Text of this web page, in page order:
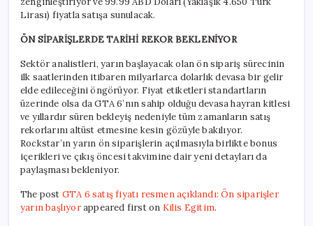
Lirası) fiyatla satışa sunulacak.
ÖN SİPARİŞLERDE TARİHİ REKOR BEKLENİYOR
Sektör analistleri, yarın başlayacak olan ön sipariş sürecinin
ilk saatlerinden itibaren milyarlarca dolarlık devasa bir gelir
elde edileceğini öngörüyor. Fiyat etiketleri standartların
üzerinde olsa da GTA 6’nın sahip olduğu devasa hayran kitlesi
ve yıllardır süren bekleyiş nedeniyle tüm zamanların satış
rekorlarını altüst etmesine kesin gözüyle bakılıyor.
Rockstar’ın yarın ön siparişlerin açılmasıyla birlikte bonus
içerikleri ve çıkış öncesi takvimine dair yeni detayları da
paylaşması bekleniyor.
The post GTA 6 satış fiyatı resmen açıklandı: Ön siparişler
yarın başlıyorappeared first on Kilis Egitim.